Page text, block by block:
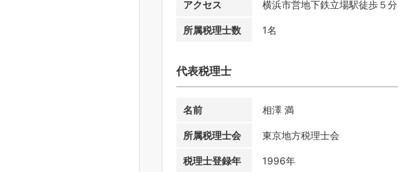
アクセス 横浜市営地下鉄立場駅徒歩５分
所属税理士数 1名
代表税理士
名前 相澤 満
所属税理士会 東京地方税理士会
税理士登録年 1996年